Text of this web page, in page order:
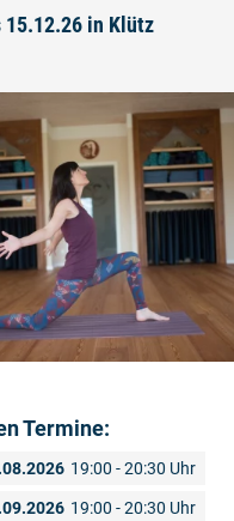
15.12.26 in Klütz
Termine:
19:00 - 20:30 Uhr
19:00 - 20:30 Uhr